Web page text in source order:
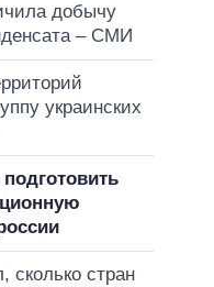
добычу
– СМИ
украинских
сколько стран